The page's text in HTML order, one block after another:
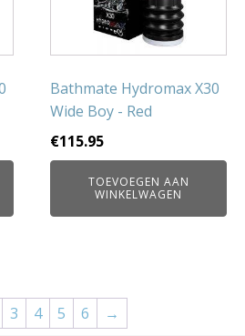
Bathmate Hydromax X30
Wide Boy - Red
€115.95
TOEVOEGEN AAN
WINKELWAGEN
3 4 5 6 →